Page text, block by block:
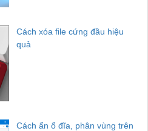
Cách xóa file cứng đầu hiệu
quả
Cách ẩn ổ đĩa, phân vùng trên